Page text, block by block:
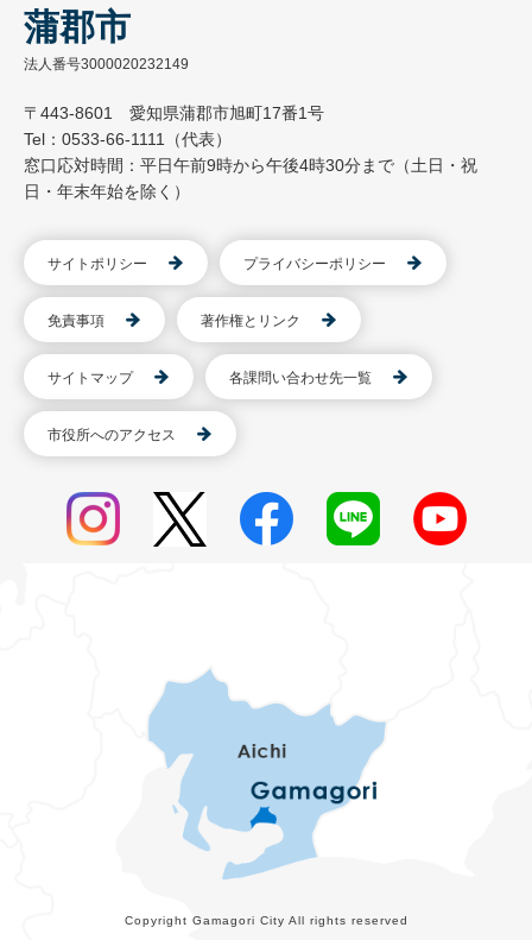
蒲郡市
法人番号3000020232149
〒443-8601 愛知県蒲郡市旭町17番1号
Tel：0533-66-1111（代表）
窓口応対時間：平日午前9時から午後4時30分まで（土日・祝
日・年末年始を除く）
サイトポリシー プライバシーポリシー
免責事項 著作権とリンク
サイトマップ 各課問い合わせ先一覧
市役所へのアクセス
Copyright Gamagori City All rights reserved